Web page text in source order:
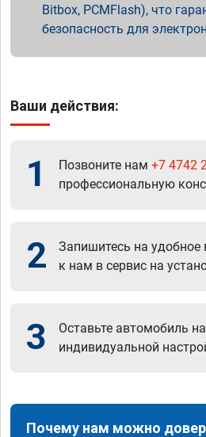
Bitbox, PCMFlash), что
безопасность для
Ваши действия:
1 Позвоните нам +7 4742
профессиональную
2
Запишитесь на удобное
к нам в сервис на
3
Оставьте автомобиль
индивидуальной
Почему нам можно